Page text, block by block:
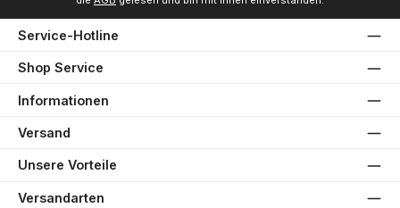
Service-Hotline
Shop Service
Informationen
Versand
Unsere Vorteile
Versandarten